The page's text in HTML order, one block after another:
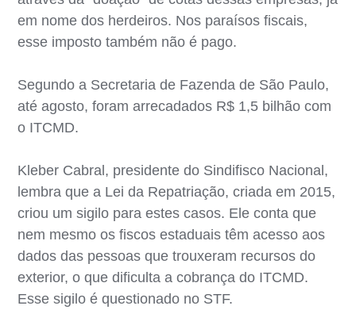
em nome dos herdeiros. Nos paraísos fiscais,
esse imposto também não é pago.
Segundo a Secretaria de Fazenda de São Paulo,
até agosto, foram arrecadados R$ 1,5 bilhão com
o ITCMD.
Kleber Cabral, presidente do Sindifisco Nacional,
lembra que a Lei da Repatriação, criada em 2015,
criou um sigilo para estes casos. Ele conta que
nem mesmo os fiscos estaduais têm acesso aos
dados das pessoas que trouxeram recursos do
exterior, o que dificulta a cobrança do ITCMD.
Esse sigilo é questionado no STF.